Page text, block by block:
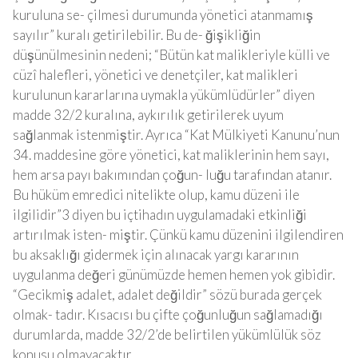
kuruluna se- çilmesi durumunda yönetici atanmamış
sayılır” kuralı getirilebilir. Bu de- ğişikliğin
düşünülmesinin nedeni; “Bütün kat malikleriyle külli ve
cüzî halefleri, yönetici ve denetçiler, kat malikleri
kurulunun kararlarına uymakla yükümlüdürler” diyen
madde 32/2 kuralına, aykırılık getirilerek uyum
sağlanmak istenmiştir. Ayrıca “Kat Mülkiyeti Kanunu’nun
34. maddesine göre yönetici, kat maliklerinin hem sayı,
hem arsa payı bakımından çoğun- luğu tarafından atanır.
Bu hüküm emredici nitelikte olup, kamu düzeni ile
ilgilidir”3 diyen bu içtihadın uygulamadaki etkinliği
artırılmak isten- miştir. Çünkü kamu düzenini ilgilendiren
bu aksaklığı gidermek için alınacak yargı kararının
uygulanma değeri günümüzde hemen hemen yok gibidir.
“Gecikmiş adalet, adalet değildir” sözü burada gerçek
olmak- tadır. Kısacısı bu çifte çoğunluğun sağlamadığı
durumlarda, madde 32/2’de belirtilen yükümlülük söz
konusu olmayacaktır